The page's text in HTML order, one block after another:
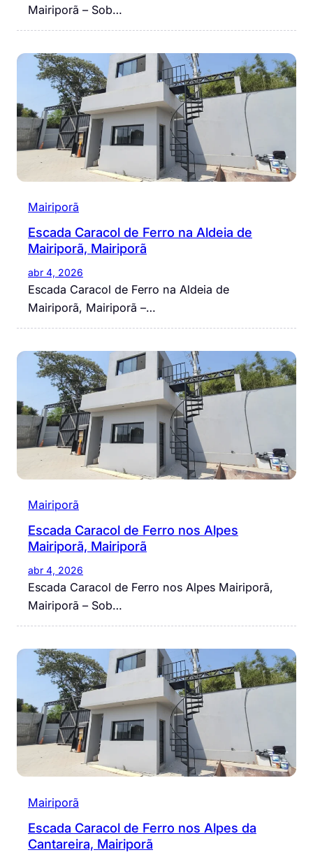
Mairiporã – Sob…
Mairiporã
Escada Caracol de Ferro na Aldeia de
Mairiporã, Mairiporã
abr 4, 2026
Escada Caracol de Ferro na Aldeia de
Mairiporã, Mairiporã –…
Mairiporã
Escada Caracol de Ferro nos Alpes
Mairiporã, Mairiporã
abr 4, 2026
Escada Caracol de Ferro nos Alpes Mairiporã,
Mairiporã – Sob…
Mairiporã
Escada Caracol de Ferro nos Alpes da
Cantareira, Mairiporã